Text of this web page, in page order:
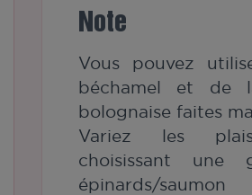
Note
Vous pouvez
béchamel et de
bolognaise faites
Variez les
choisissant une
épinards/